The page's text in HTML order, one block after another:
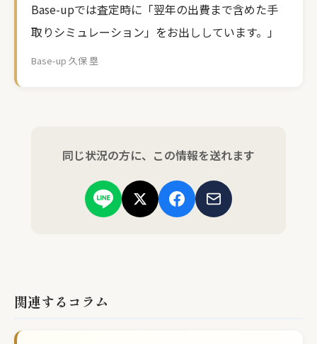
Base-upでは査定時に「翌年の出費まで含めた手
取りシミュレーション」をお出ししています。」
Base-up 久保 塁
同じ状況の方に、この情報を送れます
関連するコラム